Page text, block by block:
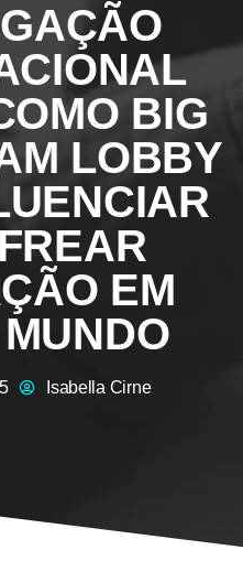
BIG
LOBBY
EM
Isabella Cirne